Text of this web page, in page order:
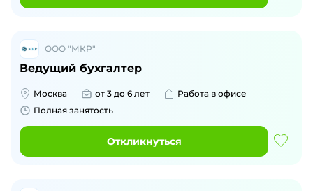
ООО "МКР"
Ведущий бухгалтер
Москва от 3 до 6 лет
Работа в офисе
Полная занятость
Откликнуться